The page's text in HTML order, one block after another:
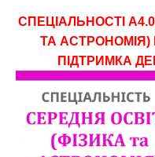
СПЕЦІАЛЬНОСТІ
ТА
ПІДТРИМКА